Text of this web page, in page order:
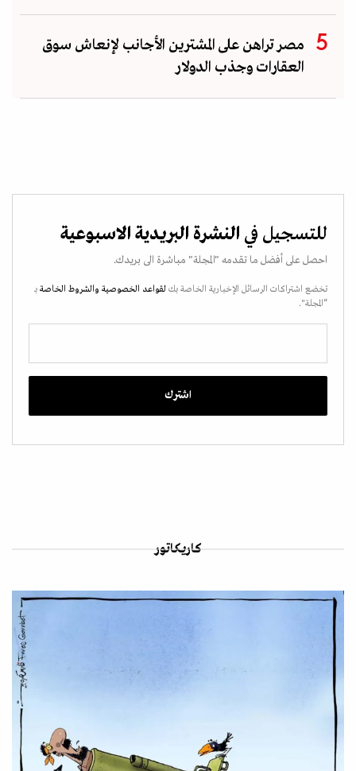
مصر تراهن على المشترين الأجانب لإنعاش سوق
العقارات وجذب الدولار
للتسجيل في النشرة البريدية الاسبوعية
احصل على أفضل ما تقدمه "المجلة" مباشرة الى بريدك.
تخضع اشتراكات الرسائل الإخبارية الخاصة بك لقواعد الخصوصية والشروط الخاصة بـ
“المجلة".
كاريكاتور